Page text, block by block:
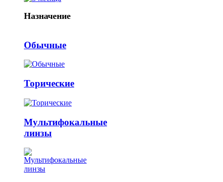
Назначение
Обычные
Торические
Мультифокальные
линзы